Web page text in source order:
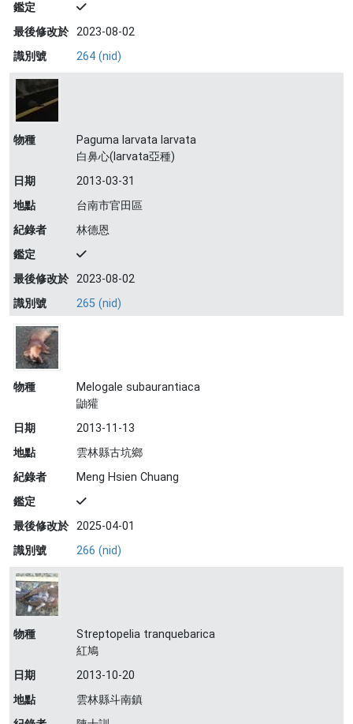
鑑定
最後修改於 2023-08-02
識別號
264 (nid)
物種
Paguma larvata larvata
白鼻心(larvata亞種)
日期
2013-03-31
地點
台南市官田區
紀錄者
林德恩
鑑定
最後修改於 2023-08-02
識別號
265 (nid)
物種
Melogale subaurantiaca
鼬獾
日期
2013-11-13
地點
雲林縣古坑鄉
紀錄者
Meng Hsien Chuang
鑑定
最後修改於 2025-04-01
識別號
266 (nid)
物種
Streptopelia tranquebarica
紅鳩
日期
2013-10-20
地點
雲林縣斗南鎮